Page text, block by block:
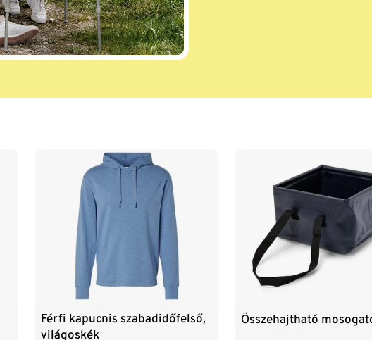
Férfi kapucnis szabadidőfelső,
világoskék
Összehajtható